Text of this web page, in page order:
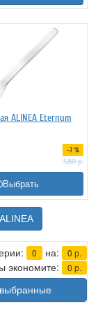
ALINEA Eternum
-7 %
580р.
Выбрать
0 на: 0 р.
экономите: 0 р.